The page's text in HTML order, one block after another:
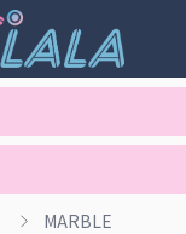
MARBLE